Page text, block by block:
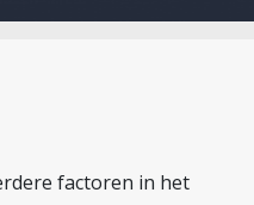
factoren in het